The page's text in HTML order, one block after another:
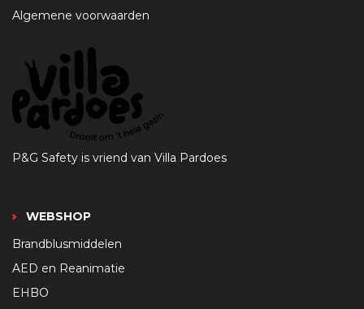
Algemene voorwaarden
P&G Safety is vriend van Villa Pardoes
WEBSHOP
Brandblusmiddelen
AED en Reanimatie
EHBO